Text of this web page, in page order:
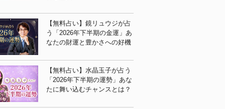
【無料占い】鏡リュウジが占
う「2026年下半期の金運」あ
なたの財運と豊かさへの好機
【無料占い】水晶玉子が占う
「2026年下半期の運勢」あな
たに舞い込むチャンスとは？